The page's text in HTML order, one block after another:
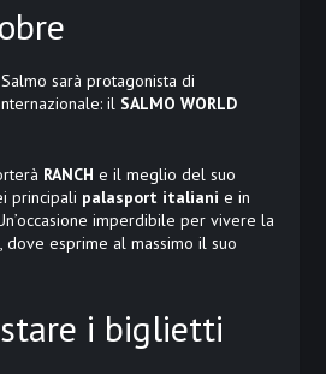
Salmo sarà protagonista di
il SALMO WORLD
RANCH e il meglio del suo
principali palasport italiani e in
imperdibile per vivere la
dove esprime al massimo il suo
i biglietti